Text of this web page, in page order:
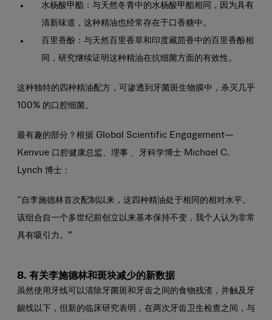
水杨酸甲酯：与天然冬青中的水杨酸甲酯相同，因为具有
清新味道，这种精油也经常存在于口香糖中。
百里香酚：与天然百里香草和印度藏茴香中的百里香酚相
同，研究继续证明这种精油在抗细菌方面的有效性。
这种独特的四种精油配方，可渗透到牙菌斑生物膜中，杀灭几乎
100% 的口腔细菌。
最有趣的部分？根据 Global Scientific Engagement—
Kenvue 口腔健康总监、理事 、牙科学博士 Michael C.
Lynch 博士：
“自李施德林首次配制以来，这四种精油处于相同的相对水平。
该组合自一个多世纪前创立以来基本保持不变，我个人认为非常
具有吸引力。”
8. 有关李施德林和斑块减少的新数据
虽然使用牙线可以清除牙菌斑和牙齿之间的食物残渣，并触及牙
龈线以下，但新的临床研究表明，在两次牙齿卫生检查之间，与